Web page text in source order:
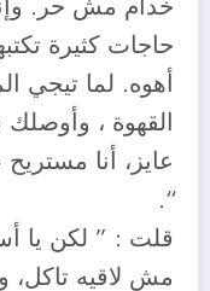
حاجات كثيرة
أهوه. لما تيجي
القهوة ،
عايز، أنا
“.
قلت : ” لكن يا
مش لاقيه تاكل،